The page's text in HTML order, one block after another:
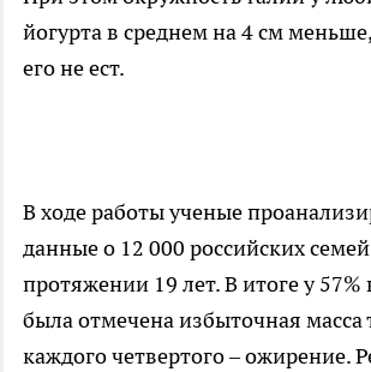
йогурта в среднем на 4 см
его не ест.
В ходе работы ученые
данные о 12 000 российских
протяжении 19 лет. В итоге у 57%
была отмечена избыточная масса
каждого четвертого – ожирение.